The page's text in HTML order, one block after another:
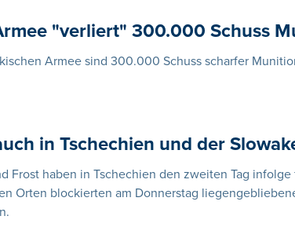
"verliert" 300.000 Schuss
Armee sind 300.000 Schuss scharfer
in Tschechien und der
Frost haben in Tschechien den zweiten Tag
Orten blockierten am Donnerstag